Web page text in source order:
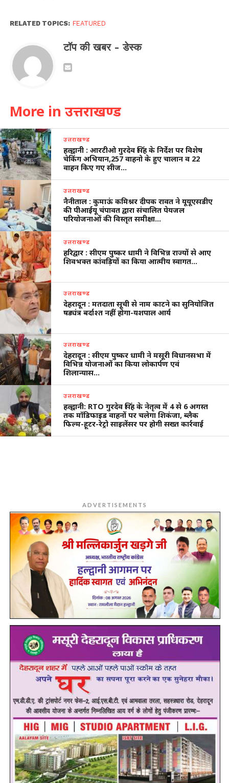
RELATED TOPICS: FEATURED
टॉप की खबर - डेस्क
More in उत्तराखण्ड
उत्तराखण्ड
हल्द्वानी : आरटीओ गुरदेव सिंह के निर्देश पर विशेष
चेकिंग अभियान,257 वाहनो के हुए चालान व 22
वाहन किए गए सीज…
उत्तराखण्ड
नैनीताल : कुमाऊं कमिश्नर दीपक रावत ने यूयूएसडीए
की पीआईयू चंपावत द्वारा संचालित पेयजल
परियोजनाओं की विस्तृत समीक्षा…
उत्तराखण्ड
हरिद्वार : सीएम पुष्कर धामी ने विभिन्न राज्यों से आए
शिवभक्त कांवड़ियों का किया आत्मीय स्वागत…
उत्तराखण्ड
देहरादून : मतदाता सूची से नाम काटने का सुनियोजित
षड्यंत्र बर्दाश्त नहीं होगा-यशपाल आर्य
उत्तराखण्ड
देहरादून : सीएम पुष्कर धामी ने मसूरी विधानसभा में
विभिन्न योजनाओं का किया लोकार्पण एवं
शिलान्यास…
उत्तराखण्ड
हल्द्वानी: RTO गुरदेव सिंह के नेतृत्व में 4 से 6 अगस्त
तक मॉडिफाइड वाहनों पर चलेगा शिकंजा, ब्लैक
फिल्म-हूटर-रेट्रो साइलेंसर पर होगी सख्त कार्रवाई
ADVERTISEMENTS